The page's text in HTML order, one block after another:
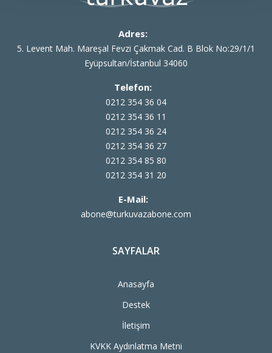
Adres:
5. Levent Mah. Mareşal Fevzi Çakmak Cad. B Blok No:29/1/1
Eyüpsultan/İstanbul 34060
Telefon:
0212 354 36 04
0212 354 36 11
0212 354 36 24
0212 354 36 27
0212 354 85 80
0212 354 31 20
E-Mail:
abone@turkuvazabone.com
SAYFALAR
Anasayfa
Destek
İletişim
KVKK Aydınlatma Metni